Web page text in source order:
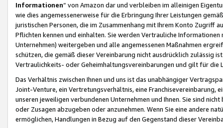
Informationen“ von Amazon dar und verbleiben im alleinigen
wie dies angemessenerweise für die Erbringung Ihrer Leistungen
juristischen Personen, die im Zusammenhang mit Ihrem Konto
Pflichten kennen und einhalten. Sie werden Vertrauliche
Unternehmen) weitergeben und alle angemessenen Maßnahmen
schützen, die gemäß dieser Vereinbarung nicht ausdrücklich zulässig
Vertraulichkeits- oder Geheimhaltungsvereinbarungen und gilt für die
Das Verhältnis zwischen Ihnen und uns ist das unabhängiger
Joint-Venture, ein Vertretungsverhältnis, eine Franchisevereinbarung,
unseren jeweiligen verbundenen Unternehmen und Ihnen. Sie sind
oder Zusagen abzugeben oder anzunehmen. Wenn Sie eine andere
ermöglichen, Handlungen in Bezug auf den Gegenstand dieser